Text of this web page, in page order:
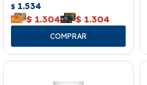
$ 1.534
$ 1.304 $ 1.304